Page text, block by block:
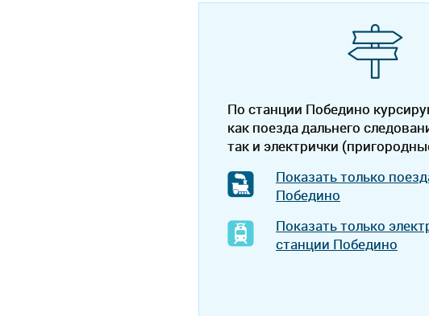
По станции Победино
как поезда дальнего
так и электрички
Показать только
Победино
Показать только
станции Победино